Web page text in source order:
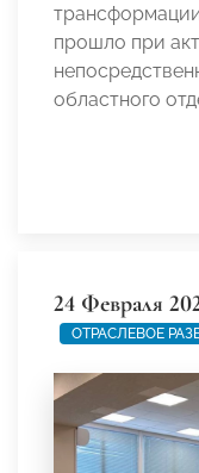
прошло при
областного
24 Февраля
ОТРАСЛЕВОЕ